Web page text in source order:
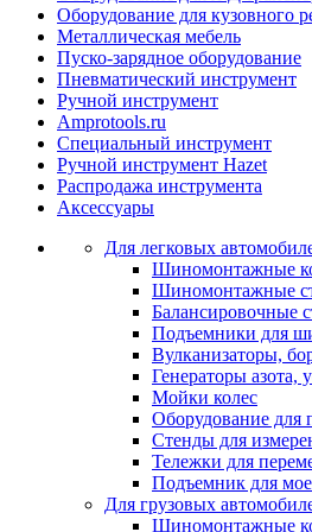
Оборудование для кузовного
Металлическая мебель
Пуско-зарядное оборудование
Пневматический инструмент
Ручной инструмент
Amprotools.ru
Специальный инструмент
Ручной инструмент Hazet
Распродажа инструмента
Аксессуары
Для легковых
Шиномонтажные
Шиномонтажные
Балансировочные
Подъемники для
Вулканизаторы,
Генераторы азота,
Мойки колес
Оборудование для
Стенды для
Тележки для
Подъемник для
Для грузовых
Шиномонтажные